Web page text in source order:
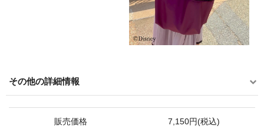
その他の詳細情報
販売価格 7,150円(税込)